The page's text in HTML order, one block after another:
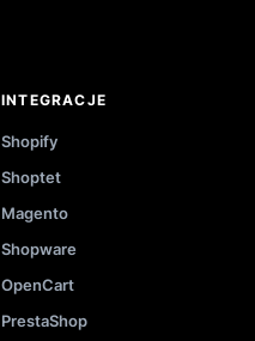
INTEGRACJE
Shopify
Shoptet
Magento
Shopware
OpenCart
PrestaShop